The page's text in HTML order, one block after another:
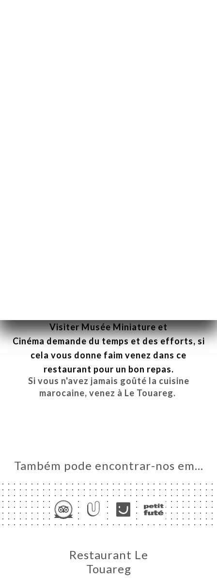
VisiterMusée Miniature et
Cinémademande du temps et des efforts, si
cela vous donne faim venez dans ce
restaurant pour un bon repas.
Si vous n'avez jamais goûté la cuisine
marocaine, venez à Le Touareg.
Também pode encontrar-nos em…
Restaurant Le
Touareg